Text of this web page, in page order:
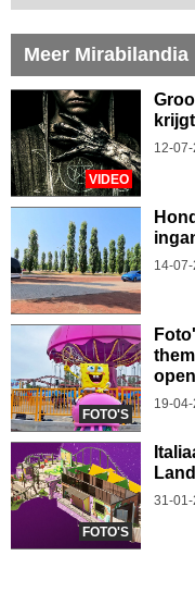
Meer Mirabilandia
VIDEO
12-
14-
FOTO'S
open
19-
FOTO'S
31-